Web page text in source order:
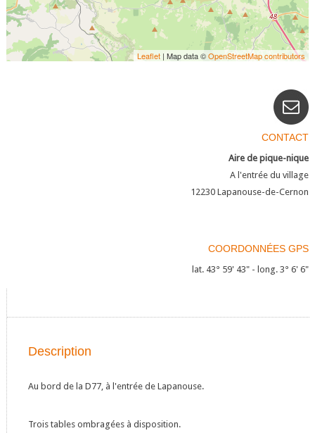
Leaflet | Map data ©OpenStreetMap contributors
CONTACT
Aire de pique-nique
A l'entrée du village
12230 Lapanouse-de-Cernon
COORDONNÉES GPS
lat. 43° 59' 43" - long. 3° 6' 6"
Description
Au bord de la D77, à l'entrée de Lapanouse.
Trois tables ombragées à disposition.